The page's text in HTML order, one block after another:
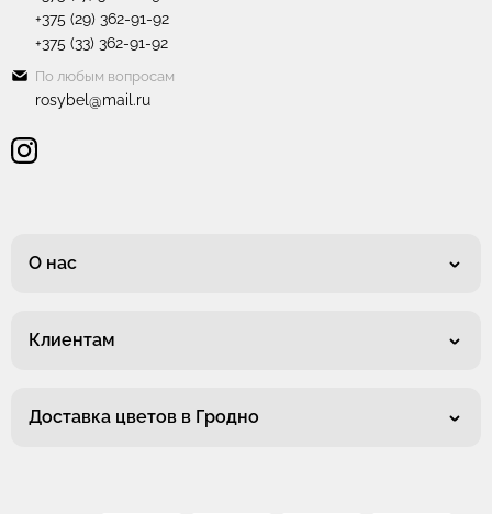
+375 (29) 362-91-92
+375 (33) 362-91-92
По любым вопросам
rosybel@mail.ru
О нас
Клиентам
Доставка цветов в Гродно